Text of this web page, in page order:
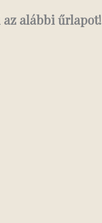
az alábbi űrlapot!